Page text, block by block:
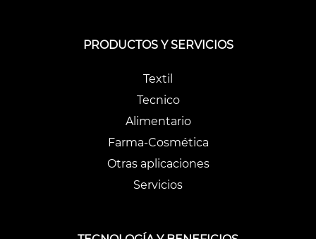
PRODUCTOS Y SERVICIOS
Textil
Tecnico
Alimentario
Farma-Cosmética
Otras aplicaciones
Servicios